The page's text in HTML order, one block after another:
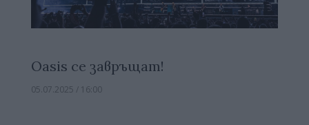
Oasis се завръщат!
05.07.2025 / 16:00